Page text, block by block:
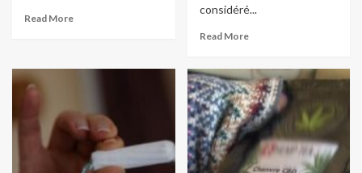
Read More
considéré...
Read More